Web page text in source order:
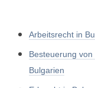
Arbeitsrecht in
Besteuerung
Bulgarien